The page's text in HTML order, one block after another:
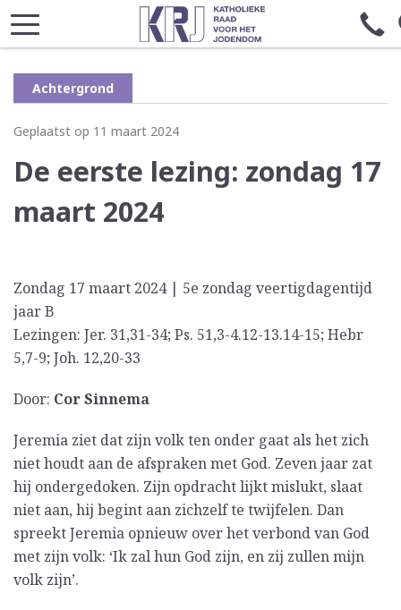
Achtergrond
Geplaatst op 11 maart 2024
De eerste lezing: zondag 17
maart 2024
Zondag 17 maart 2024 | 5e zondag veertigdagentijd
jaar B
Lezingen: Jer. 31,31-34; Ps. 51,3-4.12-13.14-15; Hebr
5,7-9; Joh. 12,20-33
Door: Cor Sinnema
Jeremia ziet dat zijn volk ten onder gaat als het zich
niet houdt aan de afspraken met God. Zeven jaar zat
hij ondergedoken. Zijn opdracht lijkt mislukt, slaat
niet aan, hij begint aan zichzelf te twijfelen. Dan
spreekt Jeremia opnieuw over het verbond van God
met zijn volk: ‘Ik zal hun God zijn, en zij zullen mijn
volk zijn’.